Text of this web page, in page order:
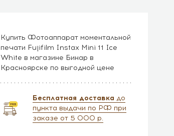
Купить Фотоаппарат моментальной
печати Fujifilm Instax Mini 11 Ice
White в магазине Бинар в
Красноярске по выгодной цене
Бесплатная доставка до
пункта выдачи по РФ при
заказе от 5 000 р.